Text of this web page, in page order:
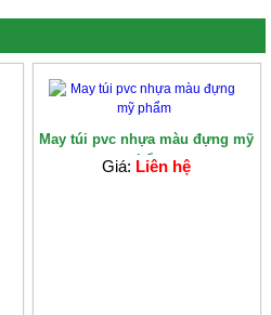
May túi pvc nhựa màu đựng mỹ
phẩm
Giá: Liên hệ